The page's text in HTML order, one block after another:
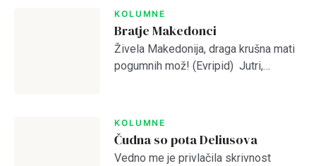
Otvoritvena tekma z Bravom je to […]
KOLUMNE
Bratje Makedonci
Živela Makedonija, draga krušna mati
pogumnih mož! (Evripid) Jutri,
Makedonskega etnografskega
muzeja, ki jih bo moral nekdo plačati.
(Lidija Dimovska) […]
KOLUMNE
Čudna so pota Deliusova
Vedno me je privlačila skrivnost